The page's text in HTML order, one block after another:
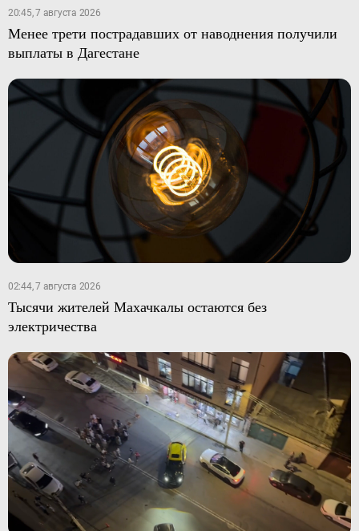
20:45, 7 августа 2026
Менее трети пострадавших от наводнения получили
выплаты в Дагестане
02:44, 7 августа 2026
Тысячи жителей Махачкалы остаются без
электричества